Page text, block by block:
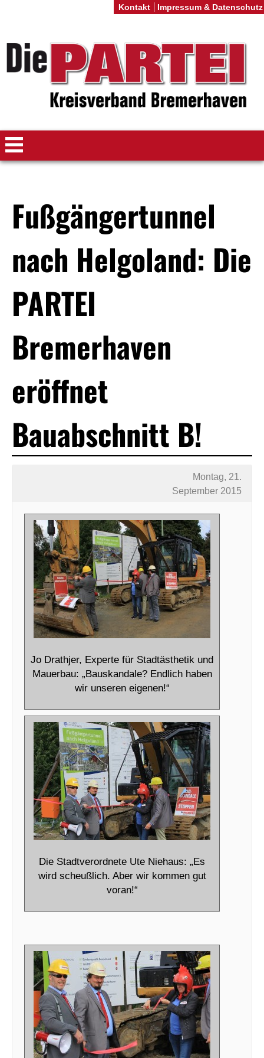
Fußgängertunnel
nach Helgoland: Die
PARTEI
Bremerhaven
eröffnet
Bauabschnitt B!
Montag, 21.
September 2015
Jo Drathjer, Experte für Stadtästhetik und
Mauerbau: „Bauskandale? Endlich haben
wir unseren eigenen!“
Die Stadtverordnete Ute Niehaus: „Es
wird scheußlich. Aber wir kommen gut
voran!“
Kontakt Impressum & Datenschutz